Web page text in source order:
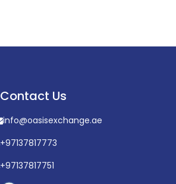
Contact Us
info@oasisexchange.ae
+97137817773
+97137817751